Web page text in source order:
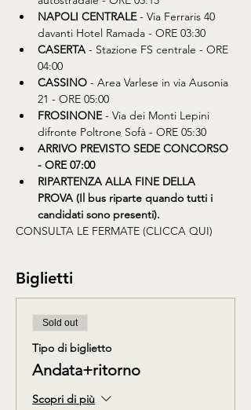
NAPOLI CENTRALE - Via Ferraris 40
davanti Hotel Ramada - ORE 03:30
CASERTA - Stazione FS centrale - ORE
04:00
CASSINO - Area Varlese in via Ausonia
21 - ORE 05:00
FROSINONE - Via dei Monti Lepini
difronte Poltrone Sofà - ORE 05:30
ARRIVO PREVISTO SEDE CONCORSO
- ORE 07:00
RIPARTENZA ALLA FINE DELLA
PROVA (Il bus riparte quando tutti i
candidati sono presenti).
CONSULTA LE FERMATE (CLICCA QUI)
Biglietti
Sold out
Tipo di biglietto
Andata+ritorno
Scopri di più